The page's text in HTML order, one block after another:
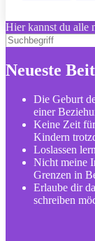
Hier kannst du alle
Neueste
Die Geburt
einer
Keine Zeit
Kindern
Loslassen
Nicht meine
Grenzen in
Erlaube dir
schreiben